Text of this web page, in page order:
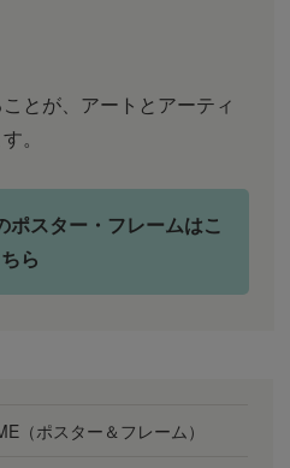
とが、アートとアーティ
。
スター・フレームはこ
ちら
（ポスター＆フレーム）